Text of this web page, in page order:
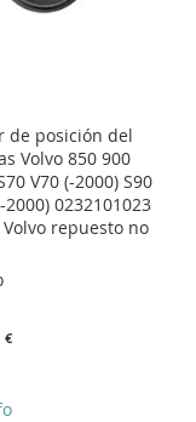
de posición del
Volvo 850 900
V70 (-2000) S90
2000) 0232101023
repuesto no
€